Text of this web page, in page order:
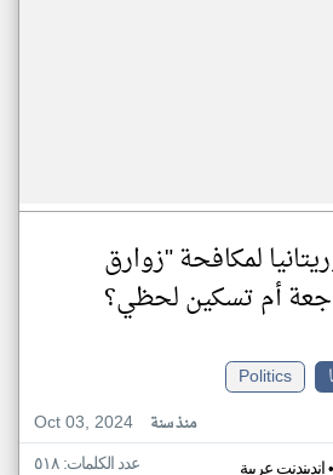
لمكافحة "زوارق
أم تسكين لحظي؟
Politics
Oct 03, 2024
منذ سنة
اندبندنت عربية عدد الكلمات: ٥١٨